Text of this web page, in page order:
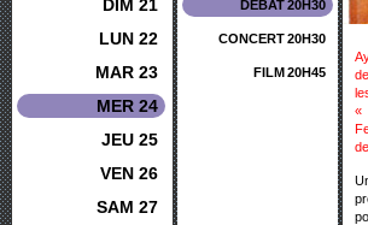
DIM 21
LUN 22
MAR 23
MER 24
JEU 25
VEN 26
SAM 27
DÉBAT20H30
CONCERT20H30
FILM20H45
«